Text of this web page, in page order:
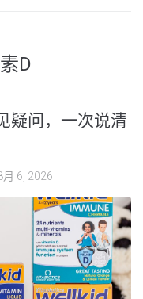
D
疑问，一次说清
月 6, 2026